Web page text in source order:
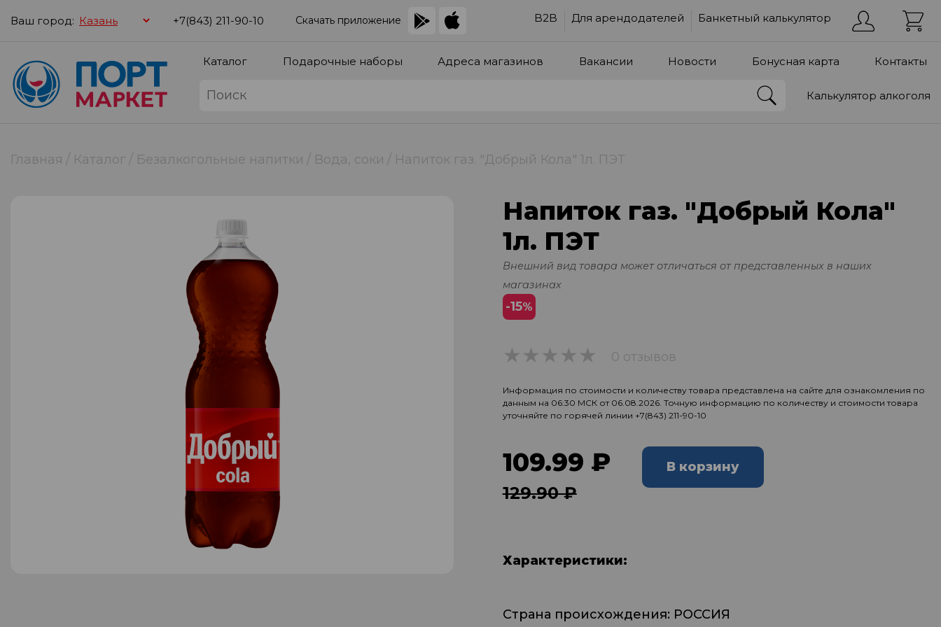
Ваш город: +7(843) 211-90-10 Скачать приложение B2B Для арендодателей Банкетный калькулятор
Каталог Подарочные наборы Адреса магазинов Вакансии Новости Бонусная карта Контакты
Калькулятор алкоголя
Главная Каталог Безалкогольные напитки Вода, соки Напиток газ. "Добрый Кола" 1л. ПЭТ
Напиток газ. "Добрый Кола"
1л. ПЭТ
Внешний вид товара может отличаться от представленных в наших
магазинах
-15%
0 отзывов
Информация по стоимости и количеству товара представлена на сайте для ознакомления по
данным на 06:30 МСК от 06.08.2026. Точную информацию по количеству и стоимости товара
уточняйте по горячей линии +7(843) 211-90-10
109.99 ₽
129.90 ₽
В корзину
Характеристики:
Страна происхождения: РОССИЯ